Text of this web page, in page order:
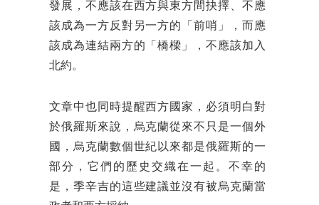
發展，不應該在西方與東方間抉擇、不應
該成為一方反對另一方的「前哨」，而應
該成為連結兩方的「橋樑」，不應該加入
北約。
文章中也同時提醒西方國家，必須明白對
於俄羅斯來說，烏克蘭從來不只是一個外
國，烏克蘭數個世紀以來都是俄羅斯的一
部分，它們的歷史交織在一起。不幸的
是，季辛吉的這些建議並沒有被烏克蘭當